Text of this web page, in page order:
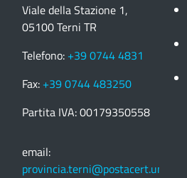
Viale della Stazione 1,
05100 Terni TR
Telefono: +39 0744 4831
Fax: +39 0744 483250
Partita IVA: 00179350558
email:
provincia.terni@postacert.umbria.it